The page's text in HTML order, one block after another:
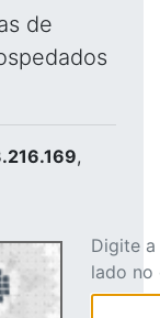
de
,
Digite
lado no